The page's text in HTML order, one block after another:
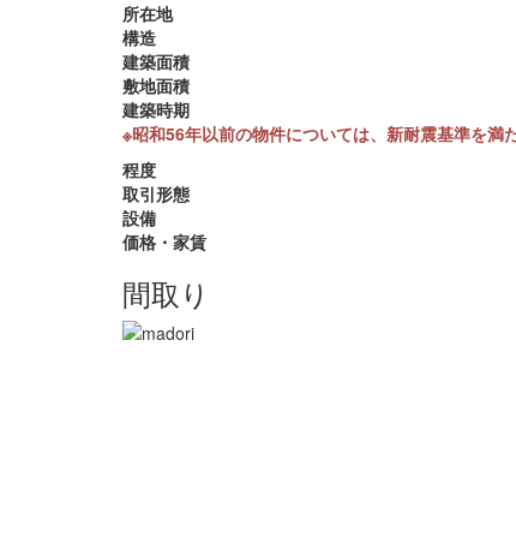
所在地
構造
建築面積
敷地面積
建築時期
※昭和56年以前の物件については、新耐震基準を満
程度
取引形態
設備
価格・家賃
間取り